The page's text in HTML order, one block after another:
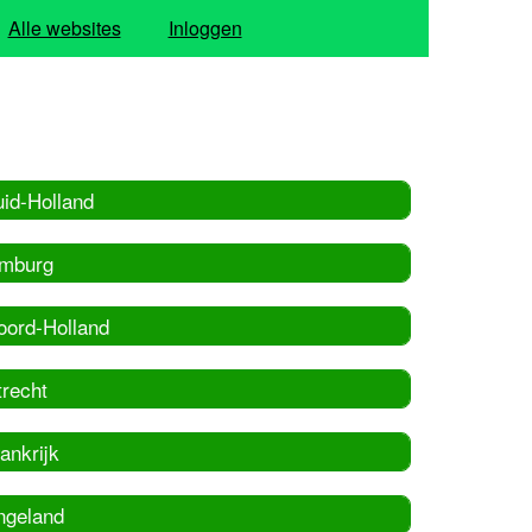
Alle websites Inloggen
Holland
Holland